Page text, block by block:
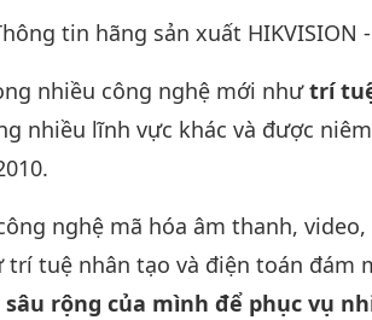
tin hãng sản xuất HIKVISION
nhiều công nghệ mới nhưtrí
nhiều lĩnh vực khác và được
nghệ mã hóa âm thanh,
tuệ nhân tạo và điện toán đám
rộng của mình để phục vụ